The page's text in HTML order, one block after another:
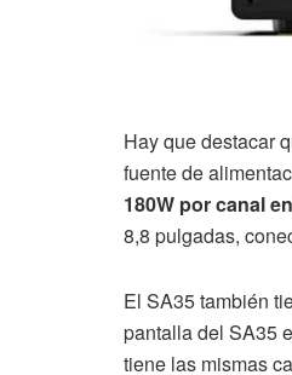
Hay que destacar
fuente de
180W por canal
8,8 pulgadas,
El SA35 también
pantalla del SA35
tiene las mismas